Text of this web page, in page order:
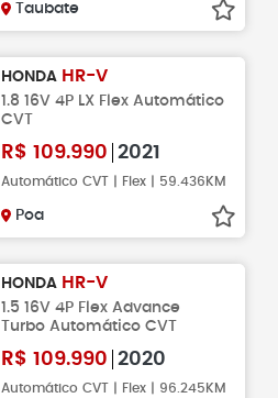
Taubate
HONDA HR-V
1.8 16V 4P LX Flex Automático
CVT
R$ 109.990 2021
Automático CVT | Flex | 59.436KM
Poa
HONDA HR-V
1.5 16V 4P Flex Advance
Turbo Automático CVT
R$ 109.990 2020
Automático CVT | Flex | 96.245KM